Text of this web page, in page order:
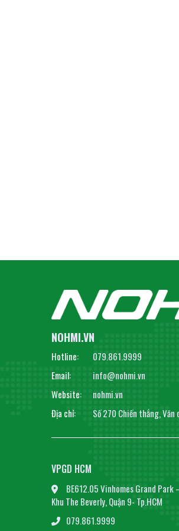
NOHMI.VN
Hotline:
079.861.9999
Email:
info@nohmi.vn
Website:
nohmi.vn
Địa chỉ:
Số 270 Chiến thắng, Văn
VPGD HCM
BE612.05 Vinhomes Grand Park
Khu The Beverly, Quận 9- Tp.HCM
079.861.9999